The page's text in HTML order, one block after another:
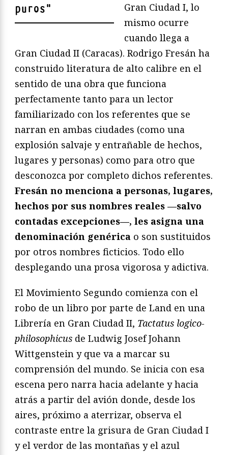
puros"
Gran Ciudad I, lo
mismo ocurre
cuando llega a
Gran Ciudad II (Caracas). Rodrigo Fresán ha
construido literatura de alto calibre en el
sentido de una obra que funciona
perfectamente tanto para un lector
familiarizado con los referentes que se
narran en ambas ciudades (como una
explosión salvaje y entrañable de hechos,
lugares y personas) como para otro que
desconozca por completo dichos referentes.
Fresán no menciona a personas, lugares,
hechos por sus nombres reales —salvo
contadas excepciones—, les asigna una
denominación genérica o son sustituidos
por otros nombres ficticios. Todo ello
desplegando una prosa vigorosa y adictiva.
El Movimiento Segundo comienza con el
robo de un libro por parte de Land en una
Librería en Gran Ciudad II, Tactatus logico-
philosophicus de Ludwig Josef Johann
Wittgenstein y que va a marcar su
comprensión del mundo. Se inicia con esa
escena pero narra hacia adelante y hacia
atrás a partir del avión donde, desde los
aires, próximo a aterrizar, observa el
contraste entre la grisura de Gran Ciudad I
y el verdor de las montañas y el azul